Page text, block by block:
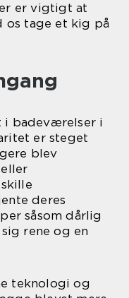
er vigtigt at
os tage et kig på
badeværelser i
er steget
blev
deres
såsom dårlig
rene og en
teknologi og